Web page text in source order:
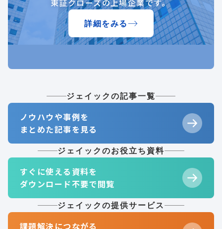
東証クローズの上場企業です。
詳細をみる
ジェイックの記事一覧
ノウハウや事例を
まとめた記事を見る
ジェイックのお役立ち資料
すぐに使える資料を
ダウンロード不要で閲覧
ジェイックの提供サービス
課題解決につながる